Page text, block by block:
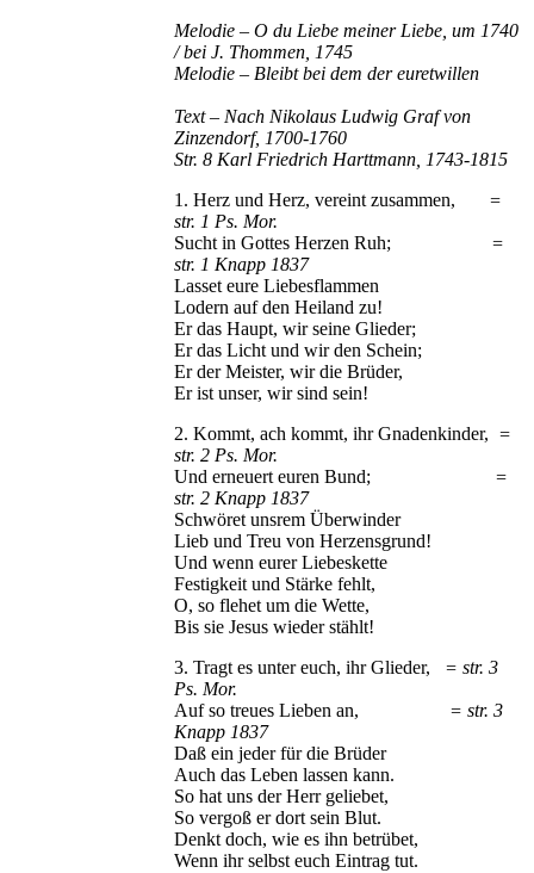
Melodie – O du Liebe meiner Liebe, um 1740
/ bei J. Thommen, 1745
Melodie – Bleibt bei dem der euretwillen
Text – Nach Nikolaus Ludwig Graf von
Zinzendorf, 1700-1760
Str. 8 Karl Friedrich Harttmann, 1743-1815
1. Herz und Herz, vereint zusammen, =
str. 1 Ps. Mor.
Sucht in Gottes Herzen Ruh; =
str. 1 Knapp 1837
Lasset eure Liebesflammen
Lodern auf den Heiland zu!
Er das Haupt, wir seine Glieder;
Er das Licht und wir den Schein;
Er der Meister, wir die Brüder,
Er ist unser, wir sind sein!
2. Kommt, ach kommt, ihr Gnadenkinder, =
str. 2 Ps. Mor.
Und erneuert euren Bund; =
str. 2 Knapp 1837
Schwöret unsrem Überwinder
Lieb und Treu von Herzensgrund!
Und wenn eurer Liebeskette
Festigkeit und Stärke fehlt,
O, so flehet um die Wette,
Bis sie Jesus wieder stählt!
3. Tragt es unter euch, ihr Glieder,
= str. 3
Ps. Mor.
Auf so treues Lieben an, = str. 3
Knapp 1837
Daß ein jeder für die Brüder
Auch das Leben lassen kann.
So hat uns der Herr geliebet,
So vergoß er dort sein Blut.
Denkt doch, wie es ihn betrübet,
Wenn ihr selbst euch Eintrag tut.